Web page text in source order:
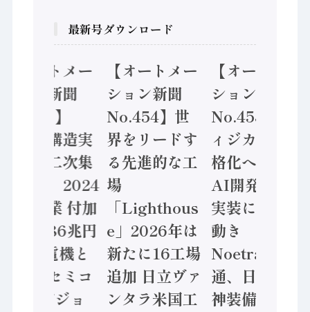
最新号ダウンロード
【オートメー
ション新聞
No.455】
「経済構造実
態調査二次集
計結果」2024
年製造業 付加
価値額86兆円
/ 三菱電機と
ソニーセミコ
ン AIビジョ
【オートメー
ション新聞
No.454】世
界をリードす
る先進的な工
場
「Lighthous
e」2026年は
新たに16工場
追加 日立ヴァ
ンタラ米国工
【オートメー
ション新聞
No.453】フ
ィジカルAI本
格化へ 国産
AI開発や社会
実装に活発な
動き
Noetra、富士
通、日立 / 兵
神装備 ×